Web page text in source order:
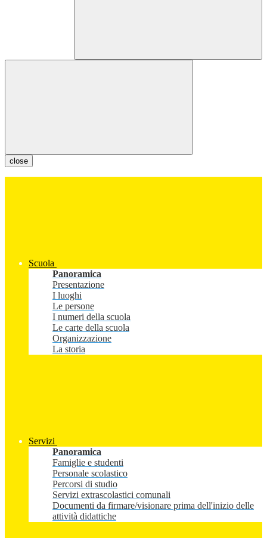
close
Scuola
Panoramica
Presentazione
I luoghi
Le persone
I numeri della scuola
Le carte della scuola
Organizzazione
La storia
Servizi
Panoramica
Famiglie e studenti
Personale scolastico
Percorsi di studio
Servizi extrascolastici comunali
Documenti da firmare/visionare prima dell'inizio delle
attività didattiche